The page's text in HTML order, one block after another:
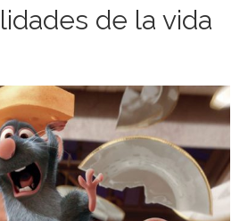
de la vida